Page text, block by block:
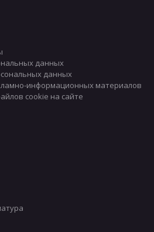
данных
данных
информационных материалов
cookie на сайте